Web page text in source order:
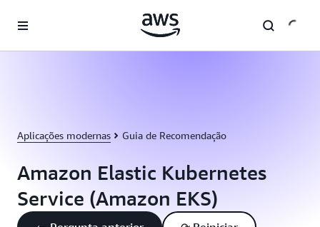
Pular para o conteúdo principal
Aplicações modernas Guia de Recomendação
Amazon Elastic Kubernetes
Service (Amazon EKS)